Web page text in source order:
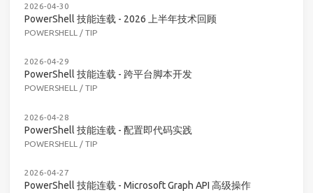
2026-04-30
PowerShell 技能连载 - 2026 上半年技术回顾
POWERSHELL / TIP
2026-04-29
PowerShell 技能连载 - 跨平台脚本开发
POWERSHELL / TIP
2026-04-28
PowerShell 技能连载 - 配置即代码实践
POWERSHELL / TIP
2026-04-27
PowerShell 技能连载 - Microsoft Graph API 高级操作